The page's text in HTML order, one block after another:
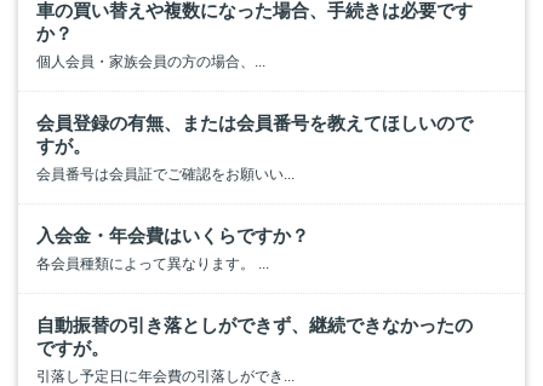
車の買い替えや複数になった場合、手続きは必要です
か？
個人会員・家族会員の方の場合、...
会員登録の有無、または会員番号を教えてほしいので
すが。
会員番号は会員証でご確認をお願いい...
入会金・年会費はいくらですか？
各会員種類によって異なります。 ...
自動振替の引き落としができず、継続できなかったの
ですが。
引落し予定日に年会費の引落しができ...